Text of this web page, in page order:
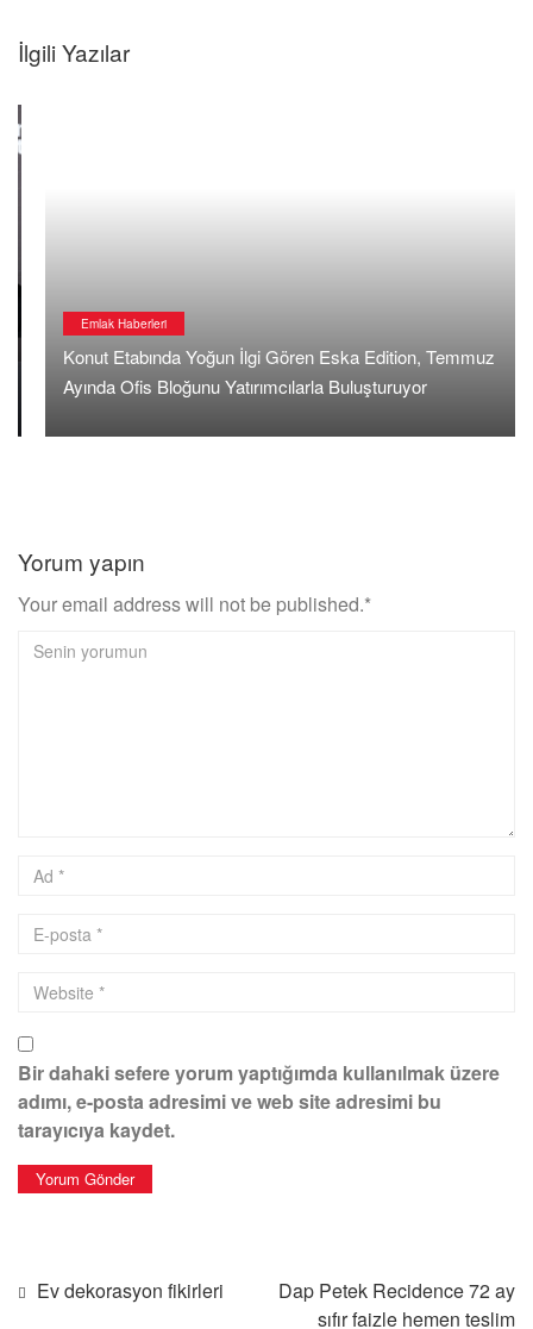
İlgili Yazılar
Emlak Haberleri
Konut Etabında Yoğun İlgi Gören Eska Edition, Temmuz
Ayında Ofis Bloğunu Yatırımcılarla Buluşturuyor
Yorum yapın
Your email address will not be published.*
Bir dahaki sefere yorum yaptığımda kullanılmak üzere
adımı, e-posta adresimi ve web site adresimi bu
tarayıcıya kaydet.
Ev dekorasyon fikirleri
Dap Petek Recidence 72 ay
sıfır faizle hemen teslim